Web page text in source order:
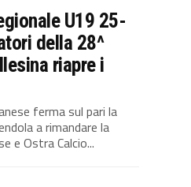
U19 25-
della 28^
riapre i
ferma sul pari la
a rimandare la
e Ostra Calcio...